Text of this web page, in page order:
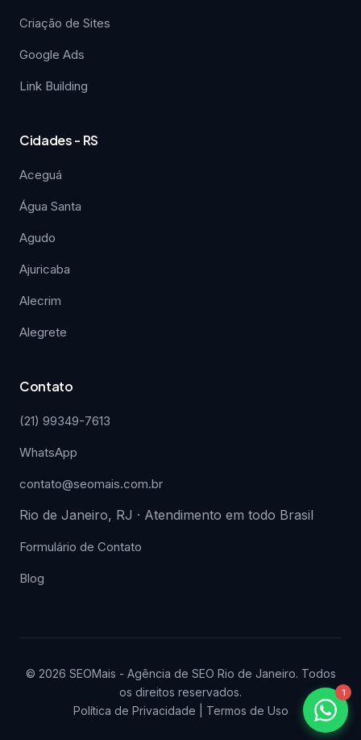
Criação de Sites
Google Ads
Link Building
Cidades - RS
Aceguá
Água Santa
Agudo
Ajuricaba
Alecrim
Alegrete
Contato
(21) 99349-7613
WhatsApp
contato@seomais.com.br
Rio de Janeiro, RJ · Atendimento em todo Brasil
Formulário de Contato
Blog
© 2026 SEOMais - Agência de SEO Rio de Janeiro. Todos
os direitos reservados.
Política de Privacidade
Termos de Uso
1